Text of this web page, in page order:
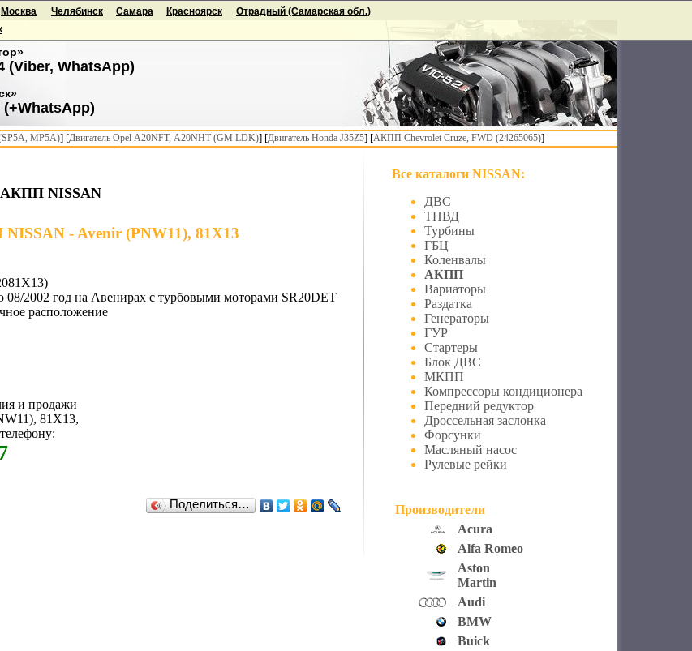
(Viber, WhatsApp)
(+WhatsApp)
Москва Челябинск Самара Красноярск
Отрадный (Самарская обл.)
MP5A)] [Двигатель Opel A20NFT, A20NHT (GM LDK)] [Двигатель Honda J35Z5] [АКПП Chevrolet Cruze, FWD (24265065)]
АКПП NISSAN
- Avenir (PNW11), 81X13
08/2002 год на Авенирах с турбовыми моторами SR20DET
расположение
и продажи
81X13,
Поделиться…
Все каталоги NISSAN:
ДВС
ТНВД
Турбины
ГБЦ
Коленвалы
АКПП
Вариаторы
Раздатка
Генераторы
ГУР
Стартеры
Блок ДВС
МКПП
Компрессоры кондиционера
Передний редуктор
Дроссельная заслонка
Форсунки
Масляный насос
Рулевые рейки
Производители
Acura
Alfa Romeo
Aston
Martin
Audi
BMW
Buick